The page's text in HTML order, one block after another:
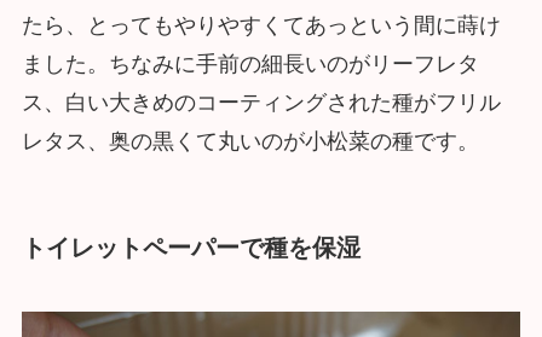
たら、とってもやりやすくてあっという間に蒔け
ました。ちなみに手前の細長いのがリーフレタ
ス、白い大きめのコーティングされた種がフリル
レタス、奥の黒くて丸いのが小松菜の種です。
トイレットペーパーで種を保湿